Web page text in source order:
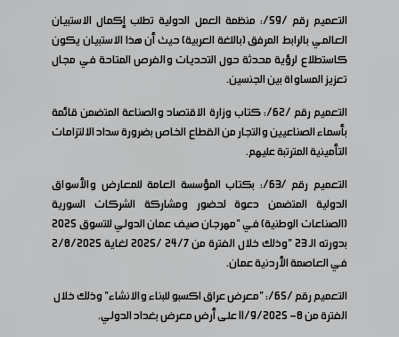
التعميم رقم /59/: منظمة العمل الدولية تطلب إكمال الاستبيان
العالمي بالرابط المرفق (باللغة العربية) حيث أن هذا الاستبيان يكون
كاستطلاع لرؤية محدثة حول التحديات والفرص المتاحة في مجال
تعزيز المساواة بين الجنسين.
التعميم رقم /62/: كتاب وزارة الاقتصاد والصناعة المتضمن قائمة
بأسماء الصناعيين والتجار من القطاع الخاص بضرورة سداد الالتزامات
التأمينية المترتبة عليهم.
التعميم رقم /63/: بكتاب المؤسسة العامة للمعارض والأسواق
الدولية المتضمن دعوة لحضور ومشاركة الشركات السورية
(الصناعات الوطنية) في "مهرجان صيف عمان الدولي للتسوق 2025
بدورته الـ 23 "وذلك خلال الفترة من 24/7 /2025 لغاية 2/8/2025
في العاصمة الأردنية عمان.
التعميم رقم /65/: "معرض عراق اكسبو للبناء والانشاء" وذلك خلال
الفترة من 8- 11/9/2025 على أرض معرض بغداد الدولي.